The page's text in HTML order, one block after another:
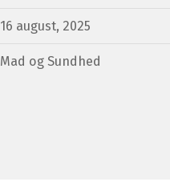
16 august, 2025
Mad og Sundhed